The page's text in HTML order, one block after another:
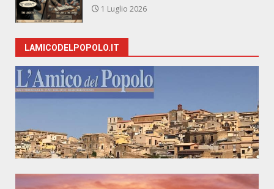
1 Luglio 2026
LAMICODELPOPOLO.IT